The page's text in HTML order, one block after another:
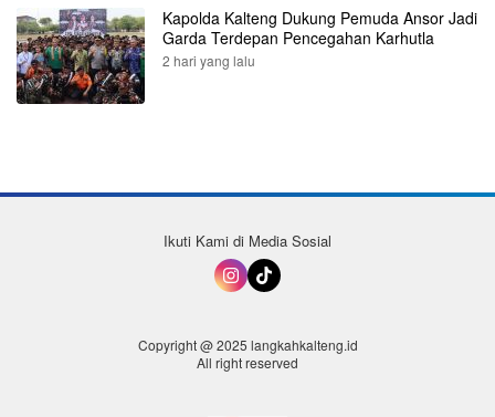
Kapolda Kalteng Dukung Pemuda Ansor Jadi
Garda Terdepan Pencegahan Karhutla
2 hari yang lalu
Ikuti Kami di Media Sosial
Copyright @ 2025 langkahkalteng.id
All right reserved